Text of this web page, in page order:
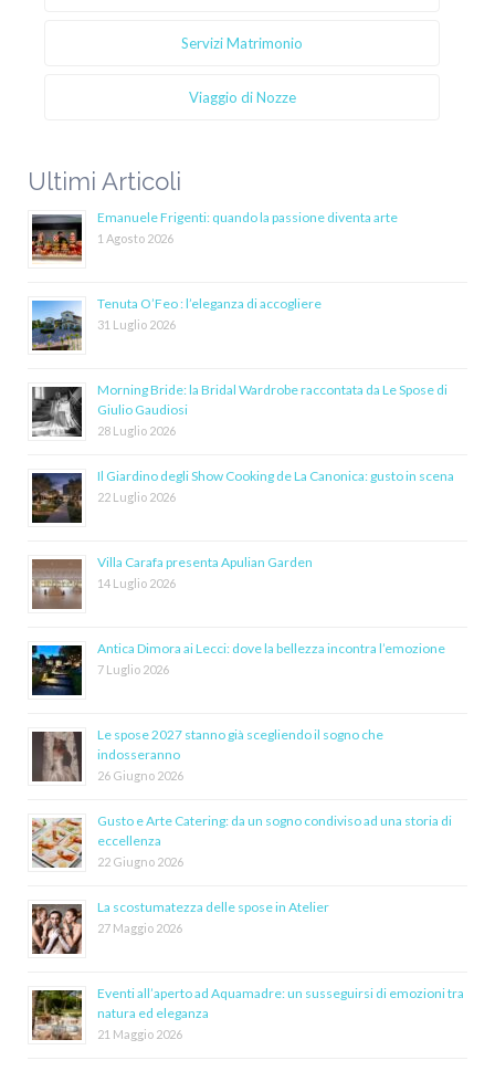
Servizi Matrimonio
Viaggio di Nozze
Ultimi Articoli
Emanuele Frigenti: quando la passione diventa arte
1 Agosto 2026
Tenuta O’Feo : l’eleganza di accogliere
31 Luglio 2026
Morning Bride: la Bridal Wardrobe raccontata da Le Spose di
Giulio Gaudiosi
28 Luglio 2026
Il Giardino degli Show Cooking de La Canonica: gusto in scena
22 Luglio 2026
Villa Carafa presenta Apulian Garden
14 Luglio 2026
Antica Dimora ai Lecci: dove la bellezza incontra l’emozione
7 Luglio 2026
Le spose 2027 stanno già scegliendo il sogno che
indosseranno
26 Giugno 2026
Gusto e Arte Catering: da un sogno condiviso ad una storia di
eccellenza
22 Giugno 2026
La scostumatezza delle spose in Atelier
27 Maggio 2026
Eventi all’aperto ad Aquamadre: un susseguirsi di emozioni tra
natura ed eleganza
21 Maggio 2026